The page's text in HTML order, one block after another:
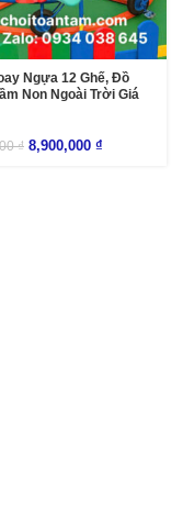
Ngựa 12 Ghế, Đồ
Non Ngoài Trời Giá
₫ 8,900,000 ₫